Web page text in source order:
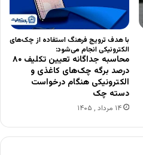
با هدف ترویج فرهنگ استفاده از چک‌های
الکترونیکی انجام می‌شود:
محاسبه جداگانه تعیین تکلیف ۸۰
درصد برگه چک‌های کاغذی و
الکترونیکی هنگام درخواست
دسته چک
۱۴ مرداد , ۱۴۰۵